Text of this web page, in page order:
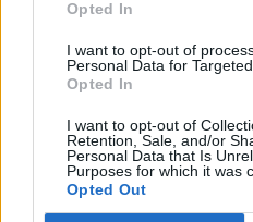
Opted In
I want to opt-out of
Personal Data for
Opted In
I want to opt-out of
Retention, Sale, and/or
Personal Data that Is
Purposes for which it was
Opted Out